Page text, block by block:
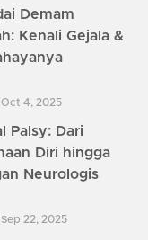
Demam
Kenali Gejala &
Oct 4, 2025
Palsy: Dari
Diri hingga
Neurologis
Sep 22, 2025